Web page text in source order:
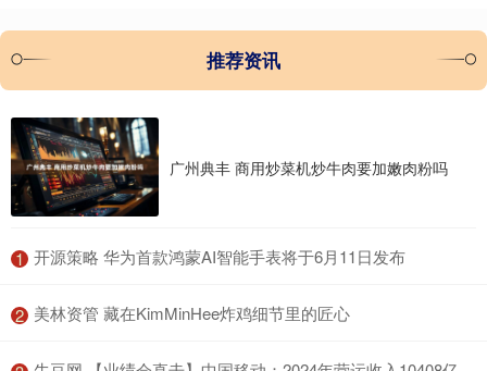
推荐资讯
广州典丰 商用炒菜机炒牛肉要加嫩肉粉吗
1 ​开源策略 华为首款鸿蒙AI智能手表将于6月11日发布
2 ​美林资管 藏在KimMinHee炸鸡细节里的匠心